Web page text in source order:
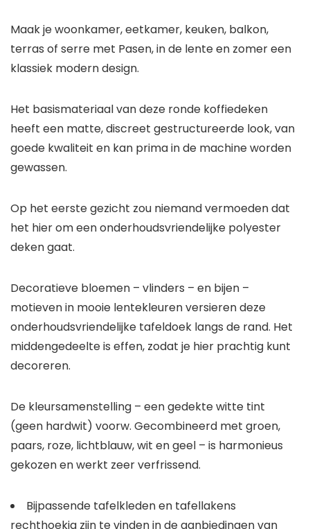
Maak je woonkamer, eetkamer, keuken, balkon,
terras of serre met Pasen, in de lente en zomer een
klassiek modern design.
Het basismateriaal van deze ronde koffiedeken
heeft een matte, discreet gestructureerde look, van
goede kwaliteit en kan prima in de machine worden
gewassen.
Op het eerste gezicht zou niemand vermoeden dat
het hier om een onderhoudsvriendelijke polyester
deken gaat.
Decoratieve bloemen – vlinders – en bijen –
motieven in mooie lentekleuren versieren deze
onderhoudsvriendelijke tafeldoek langs de rand. Het
middengedeelte is effen, zodat je hier prachtig kunt
decoreren.
De kleursamenstelling – een gedekte witte tint
(geen hardwit) voorw. Gecombineerd met groen,
paars, roze, lichtblauw, wit en geel – is harmonieus
gekozen en werkt zeer verfrissend.
Bijpassende tafelkleden en tafellakens
rechthoekig zijn te vinden in de aanbiedingen van